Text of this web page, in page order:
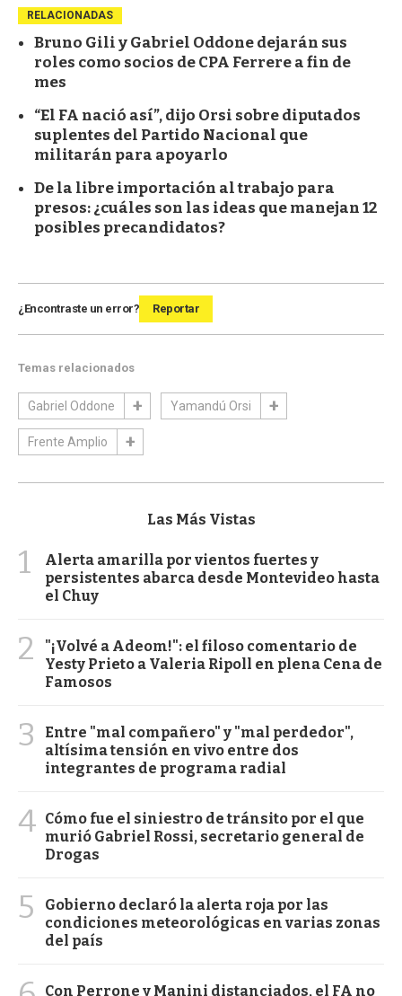
RELACIONADAS
Bruno Gili y Gabriel Oddone dejarán sus
roles como socios de CPA Ferrere a fin de
mes
“El FA nació así”, dijo Orsi sobre diputados
suplentes del Partido Nacional que
militarán para apoyarlo
De la libre importación al trabajo para
presos: ¿cuáles son las ideas que manejan 12
posibles precandidatos?
¿Encontraste un error? Reportar
Temas relacionados
Gabriel Oddone Yamandú Orsi
Frente Amplio
Las Más Vistas
1
Alerta amarilla por vientos fuertes y
persistentes abarca desde Montevideo hasta
el Chuy
2
"¡Volvé a Adeom!": el filoso comentario de
Yesty Prieto a Valeria Ripoll en plena Cena de
Famosos
3
Entre "mal compañero" y "mal perdedor",
altísima tensión en vivo entre dos
integrantes de programa radial
4 Cómo fue el siniestro de tránsito por el que
murió Gabriel Rossi, secretario general de
Drogas
5
Gobierno declaró la alerta roja por las
condiciones meteorológicas en varias zonas
del país
Con Perrone y Manini distanciados, el FA no